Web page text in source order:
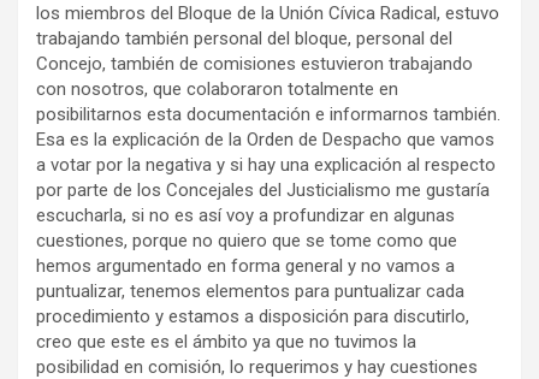
los miembros del Bloque de la Unión Cívica Radical, estuvo
trabajando también personal del bloque, personal del
Concejo, también de comisiones estuvieron trabajando
con nosotros, que colaboraron totalmente en
posibilitarnos esta documentación e informarnos también.
Esa es la explicación de la Orden de Despacho que vamos
a votar por la negativa y si hay una explicación al respecto
por parte de los Concejales del Justicialismo me gustaría
escucharla, si no es así voy a profundizar en algunas
cuestiones, porque no quiero que se tome como que
hemos argumentado en forma general y no vamos a
puntualizar, tenemos elementos para puntualizar cada
procedimiento y estamos a disposición para discutirlo,
creo que este es el ámbito ya que no tuvimos la
posibilidad en comisión, lo requerimos y hay cuestiones